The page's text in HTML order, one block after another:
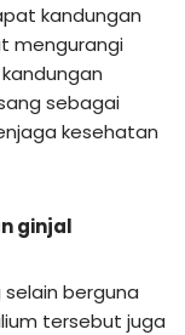
kandungan
mengurangi
sebagai
kesehatan
ginjal
berguna
tersebut juga